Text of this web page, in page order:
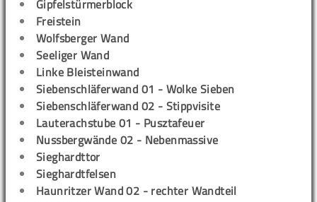
Gipfelstürmerblock
Freistein
Wolfsberger Wand
Seeliger Wand
Linke Bleisteinwand
Siebenschläferwand 01 - Wolke Sieben
Siebenschläferwand 02 - Stippvisite
Lauterachstube 01 - Pusztafeuer
Nussbergwände 02 - Nebenmassive
Sieghardttor
Sieghardtfelsen
Haunritzer Wand 02 - rechter Wandteil